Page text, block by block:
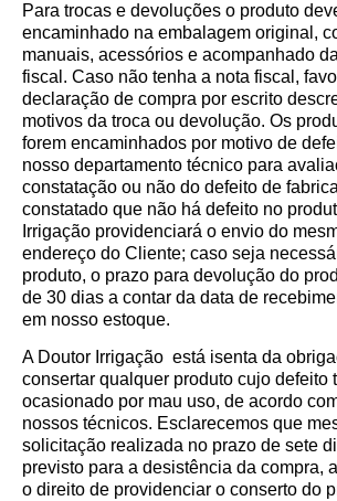
Para trocas e devoluções o produto
encaminhado na embalagem original,
manuais, acessórios e acompanhado
fiscal. Caso não tenha a nota fiscal,
declaração de compra por escrito
motivos da troca ou devolução. Os
forem encaminhados por motivo de
nosso departamento técnico para
constatação ou não do defeito de
constatado que não há defeito no
Irrigação providenciará o envio do
endereço do Cliente; caso seja
produto, o prazo para devolução do
de 30 dias a contar da data de
em nosso estoque.
A Doutor Irrigação está isenta da
consertar qualquer produto cujo defeito
ocasionado por mau uso, de acordo
nossos técnicos. Esclarecemos que
solicitação realizada no prazo de sete
previsto para a desistência da compra,
o direito de providenciar o conserto do